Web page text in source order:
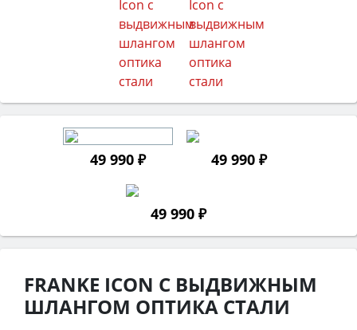
49 990 ₽ 49 990 ₽
49 990 ₽
FRANKE ICON С ВЫДВИЖНЫМ
ШЛАНГОМ ОПТИКА СТАЛИ